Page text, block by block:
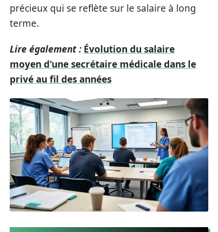
précieux qui se reflète sur le salaire à long
terme.
Lire également : Évolution du salaire
moyen d'une secrétaire médicale dans le
privé au fil des années